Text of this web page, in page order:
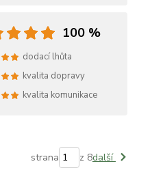
100 %
dodací lhůta
kvalita dopravy
kvalita komunikace
strana z 8další